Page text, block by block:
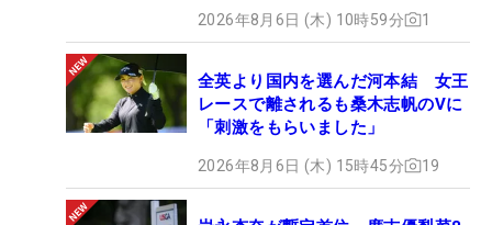
2026年8月6日 (木) 10時59分 1
全英より国内を選んだ河本結 女王
レースで離されるも桑木志帆のVに
「刺激をもらいました」
2026年8月6日 (木) 15時45分 19